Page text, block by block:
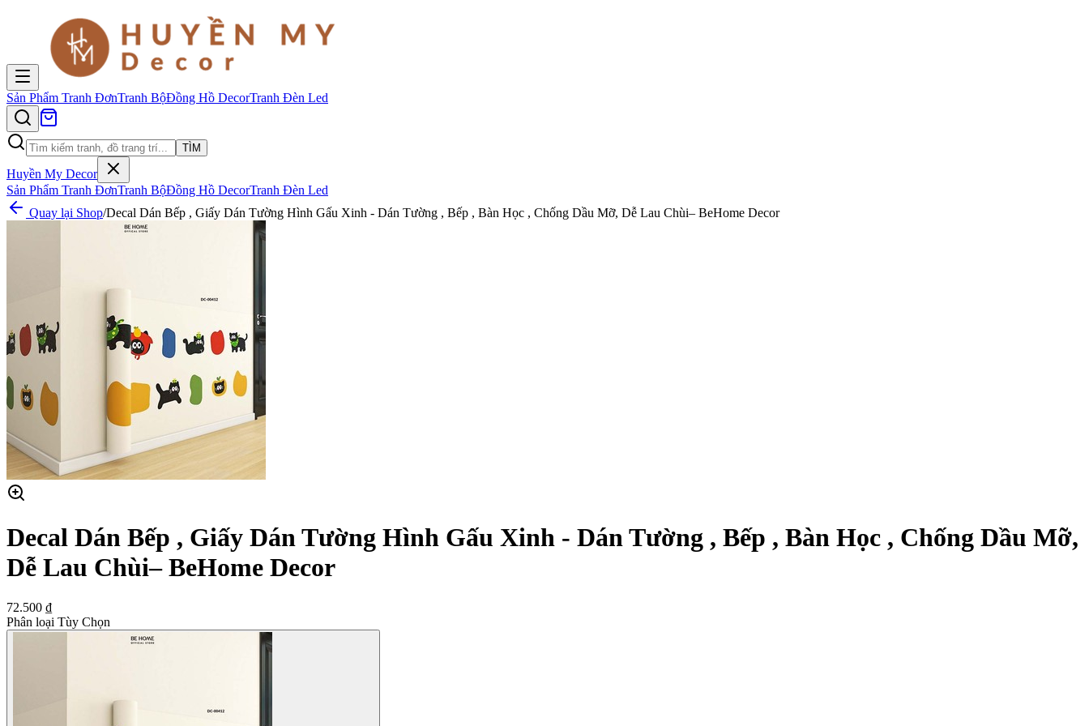
Sản Phẩm Tranh ĐơnTranh BộĐồng Hồ DecorTranh Đèn Led
TÌM
Huyền My Decor
Sản Phẩm Tranh ĐơnTranh BộĐồng Hồ DecorTranh Đèn Led
Quay lại Shop/Decal Dán Bếp , Giấy Dán Tường Hình Gấu Xinh - Dán Tường , Bếp , Bàn Học , Chống Dầu Mỡ, Dễ Lau Chùi– BeHome Decor
Decal Dán Bếp , Giấy Dán Tường Hình Gấu Xinh - Dán Tường , Bếp , Bàn Học , Chống Dầu Mỡ,
Dễ Lau Chùi– BeHome Decor
72.500 ₫
Phân loại Tùy Chọn